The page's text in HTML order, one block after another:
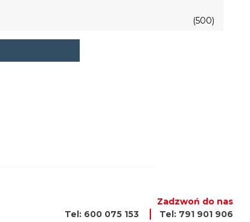
(500)
Zadzwoń do nas
Tel: 600 075 153
Tel: 791 901 906